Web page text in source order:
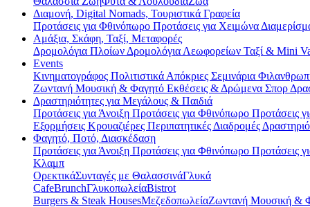
Διαμονή, Digital Nomads, Τουριστικά Γραφεία
Προτάσεις για Φθινόπωρο Προτάσεις για Χειμώνα
Αμάξια, Σκάφη, Ταξί, Μεταφορές
Δρομολόγια Πλοίων Δρομολόγια Λεωφορείων Ταξί & Μini
Events
Κινηματογράφος Πολιτιστικά Απόκριες Σεμινάρια
Ζωντανή Μουσική & Φαγητό Εκθέσεις & Δρώμενα Σπορ
Δραστηριότητες για Μεγάλους & Παιδιά
Προτάσεις για Άνοιξη Προτάσεις για Φθινόπωρο Προτάσεις
Εξορμήσεις Κρουαζιέρες Περιπατητικές Διαδρομές
Φαγητό, Ποτό, Διασκέδαση
Προτάσεις για Άνοιξη Προτάσεις για Φθινόπωρο Προτάσεις
Κλαμπ
ΟρεκτικάΣυνταγές με ΘαλασσινάΓλυκά
CafeBrunchΓλυκοπωλείαBistrot
Burgers & Steak HousesΜεζεδοπωλείαΖωντανή Μουσική &